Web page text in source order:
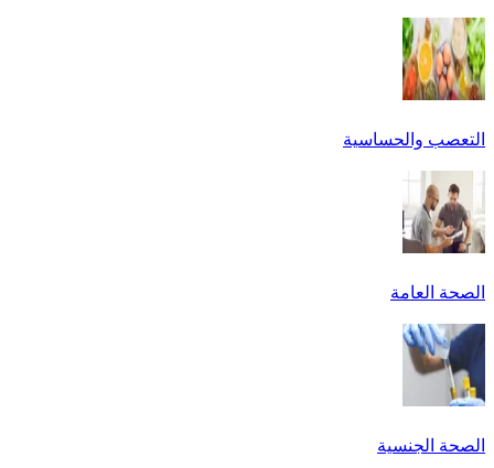
التعصب والحساسية
الصحة العامة
الصحة الجنسية